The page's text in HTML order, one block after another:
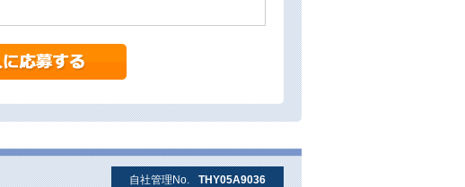
自社管理No. THY05A9036